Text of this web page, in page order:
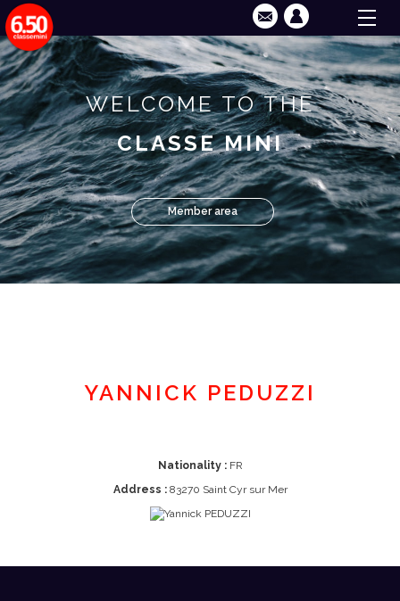
WELCOME TO THE
CLASSE MINI
Member area
YANNICK PEDUZZI
Nationality :FR
Address :83270 Saint Cyr sur Mer